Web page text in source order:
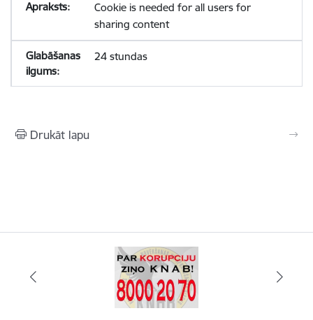
Cookie is needed for all users for
sharing content
24 stundas
Drukāt lapu